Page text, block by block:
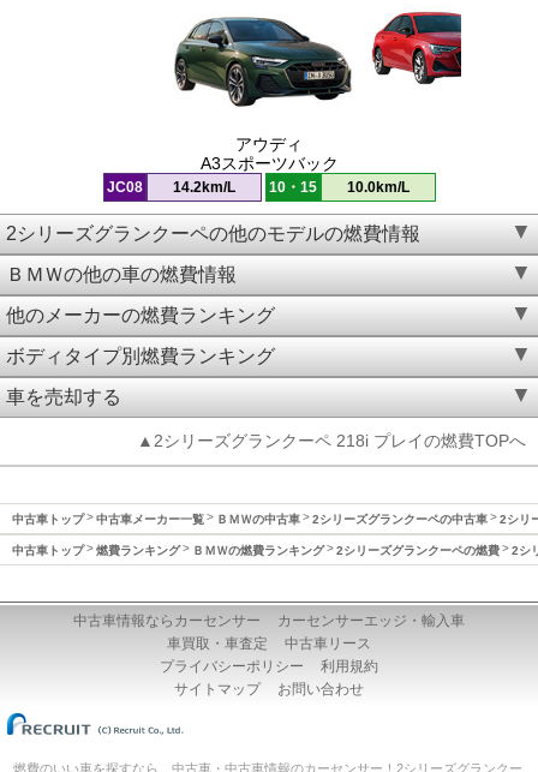
アウディ
A3スポーツバック
JC08 14.2km/L 10・15 10.0km/L
2シリーズグランクーペの他のモデルの燃費情報
ＢＭＷの他の車の燃費情報
他のメーカーの燃費ランキング
ボディタイプ別燃費ランキング
車を売却する
▲2シリーズグランクーペ 218i プレイの燃費TOPへ
中古車トップ 中古車メーカー一覧 ＢＭＷの中古車 2シリーズグランクーペの中古車 2シリ
中古車トップ 燃費ランキング ＢＭＷの燃費ランキング 2シリーズグランクーペの燃費 2シ
中古車情報ならカーセンサー
カーセンサーエッジ・輸入車
車買取・車査定
中古車リース
プライバシーポリシー
利用規約
サイトマップ
お問い合わせ
燃費のいい車を探すなら、中古車・中古車情報のカーセンサー！2シリーズグランクー